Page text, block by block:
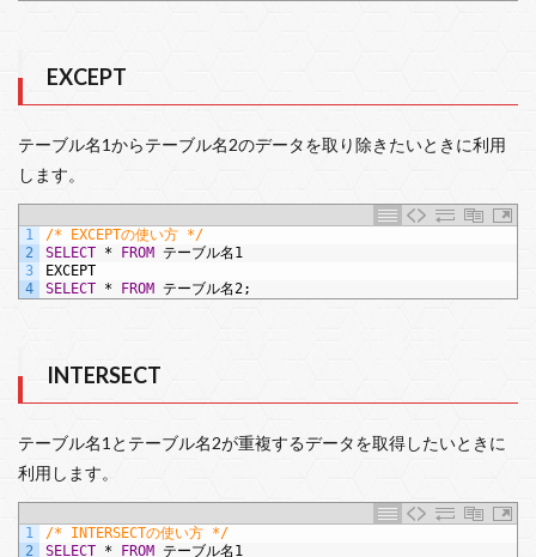
EXCEPT
テーブル名1からテーブル名2のデータを取り除きたいときに利用
します。
1
2
3
4
/* EXCEPTの使い方 */
SELECT * FROM テーブル名1
EXCEPT
SELECT * FROM テーブル名2;
INTERSECT
テーブル名1とテーブル名2が重複するデータを取得したいときに
利用します。
1
2
/* INTERSECTの使い方 */
SELECT * FROM テーブル名1